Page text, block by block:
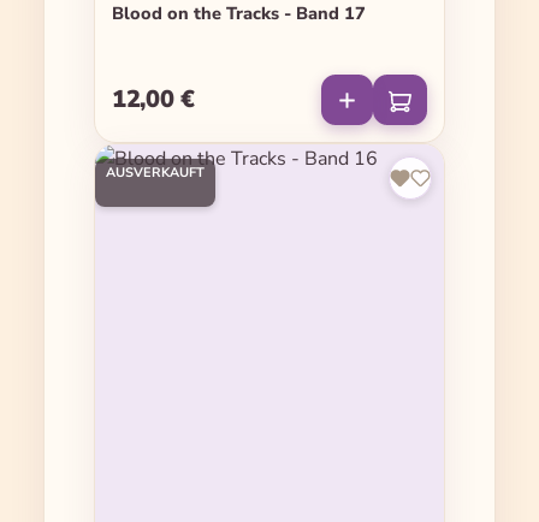
Blood on the Tracks - Band 17
Regulärer Preis:
12,00 €
AUSVERKAUFT